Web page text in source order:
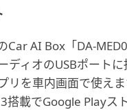
Car AI Box「DA-
ディオのUSBポート
リを車内画面で使えま
搭載でGoogle Playス